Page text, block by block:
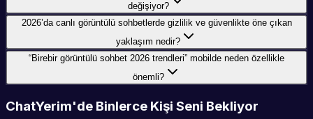
değişiyor?
2026’da canlı görüntülü sohbetlerde gizlilik ve güvenlikte öne çıkan
yaklaşım nedir?
“Birebir görüntülü sohbet 2026 trendleri” mobilde neden özellikle
önemli?
ChatYerim'de Binlerce Kişi Seni Bekliyor